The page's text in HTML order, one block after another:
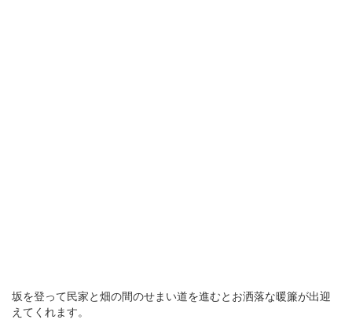
坂を登って民家と畑の間のせまい道を進むとお洒落な暖簾が出迎
えてくれます。